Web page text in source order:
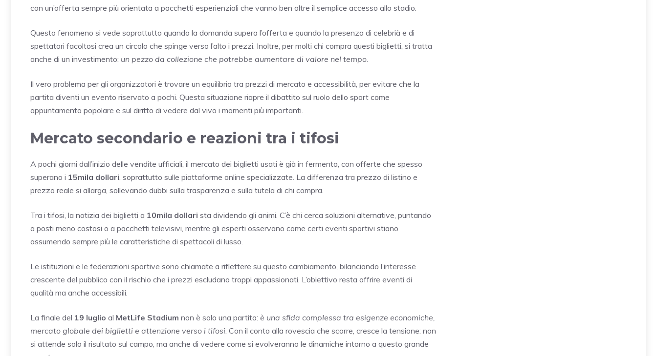
con un’offerta sempre più orientata a pacchetti esperienziali che vanno ben oltre il semplice accesso allo stadio.
Questo fenomeno si vede soprattutto quando la domanda supera l’offerta e quando la presenza di celebrià e di
spettatori facoltosi crea un circolo che spinge verso l’alto i prezzi. Inoltre, per molti chi compra questi biglietti, si tratta
anche di un investimento: un pezzo da collezione che potrebbe aumentare di valore nel tempo
Il vero problema per gli organizzatori è trovare un equilibrio tra prezzi di mercato e accessibilità, per evitare che la
partita diventi un evento riservato a pochi. Questa situazione riapre il dibattito sul ruolo dello sport come
appuntamento popolare e sul diritto di vedere dal vivo i momenti più importanti.
Mercato secondario e reazioni tra i tifosi
A pochi giorni dall’inizio delle vendite ufficiali, il mercato dei biglietti usati è già in fermento, con offerte che spesso
superano i 15mila dollari , soprattutto sulle piattaforme online specializzate. La differenza tra prezzo di listino e
prezzo reale si allarga, sollevando dubbi sulla trasparenza e sulla tutela di chi compra.
Tra i tifosi, la notizia dei biglietti a 10mila dollari sta dividendo gli animi. C’è chi cerca soluzioni alternative, puntando
a posti meno costosi o a pacchetti televisivi, mentre gli esperti osservano come certi eventi sportivi stiano
assumendo sempre più le caratteristiche di spettacoli di lusso.
Le istituzioni e le federazioni sportive sono chiamate a riflettere su questo cambiamento, bilanciando l’interesse
crescente del pubblico con il rischio che i prezzi escludano troppi appassionati. L’obiettivo resta offrire eventi di
qualità ma anche accessibili.
La finale del 19 luglio al MetLife Stadium non è solo una partita: è una sfida complessa tra esigenze economiche,
mercato globale dei biglietti e attenzione verso i tifosi . Con il conto alla rovescia che scorre, cresce la tensione: non
si attende solo il risultato sul campo, ma anche di vedere come si evolveranno le dinamiche intorno a questo grande